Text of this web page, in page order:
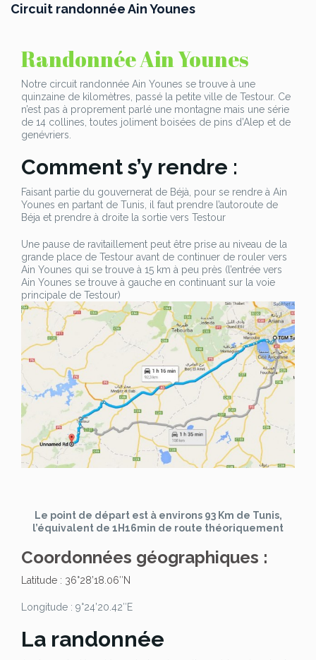
Circuit randonnée Ain Younes
Randonnée Ain Younes
Notre circuit randonnée Ain Younes se trouve à une
quinzaine de kilomètres, passé la petite ville de Testour. Ce
n’est pas à proprement parlé une montagne mais une série
de 14 collines, toutes joliment boisées de pins d’Alep et de
genévriers.
Comment s’y rendre :
Faisant partie du gouvernerat de Béjà, pour se rendre à Ain
Younes en partant de Tunis, il faut prendre l’autoroute de
Béja et prendre à droite la sortie vers Testour
Une pause de ravitaillement peut être prise au niveau de la
grande place de Testour avant de continuer de rouler vers
Ain Younes qui se trouve à 15 km à peu près (l’entrée vers
Ain Younes se trouve à gauche en continuant sur la voie
principale de Testour)
Le point de départ est à environs 93 Km de Tunis,
l’équivalent de 1H16min de route théoriquement
Coordonnées géographiques :
Latitude : 36°28’18.06″N
Longitude : 9°24’20.42″E
La randonnée